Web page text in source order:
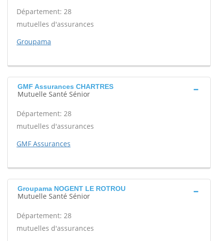
Département: 28
mutuelles d'assurances
Groupama
GMF Assurances CHARTRES
Mutuelle Santé Sénior
Département: 28
mutuelles d'assurances
GMF Assurances
Groupama NOGENT LE ROTROU
Mutuelle Santé Sénior
Département: 28
mutuelles d'assurances